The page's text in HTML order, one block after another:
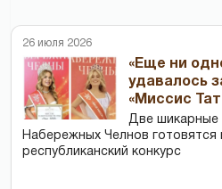
26 июля 2026
«Еще ни
удавалось
«Миссис
Две шикарные
Набережных Челнов готовятся
республиканский конкурс